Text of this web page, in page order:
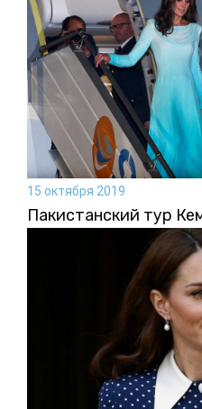
15 октября 2019
Пакистанский тур